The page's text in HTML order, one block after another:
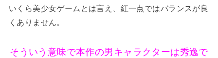
いくら美少女ゲームとは言え、紅一点ではバランスが良
くありません。
そういう意味で本作の男キャラクターは秀逸で